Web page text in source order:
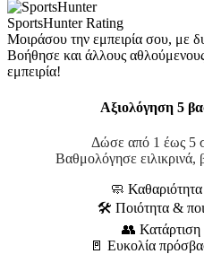
SportsHunter Rating
Μοιράσου την εμπειρία σου, με
Βοήθησε και άλλους
εμπειρία!
Αξιολόγηση 5
Δώσε από 1 έως 5
Βαθμολόγησε ειλικρινά,
🧼
🛠 Ποιότητα &
👥
🚪 Ευκολία